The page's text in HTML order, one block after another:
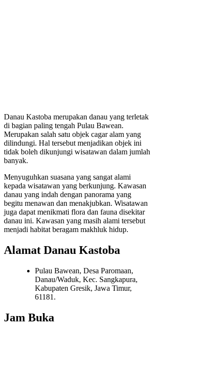
Danau Kastoba merupakan danau yang terletak
di bagian paling tengah Pulau Bawean.
Merupakan salah satu objek cagar alam yang
dilindungi. Hal tersebut menjadikan objek ini
tidak boleh dikunjungi wisatawan dalam jumlah
banyak.
Menyuguhkan suasana yang sangat alami
kepada wisatawan yang berkunjung. Kawasan
danau yang indah dengan panorama yang
begitu menawan dan menakjubkan. Wisatawan
juga dapat menikmati flora dan fauna disekitar
danau ini. Kawasan yang masih alami tersebut
menjadi habitat beragam makhluk hidup.
Alamat Danau Kastoba
Pulau Bawean, Desa Paromaan,
Danau/Waduk, Kec. Sangkapura,
Kabupaten Gresik, Jawa Timur,
61181.
Jam Buka